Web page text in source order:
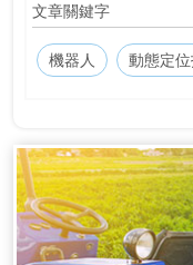
文章關鍵字
機器人 動態定